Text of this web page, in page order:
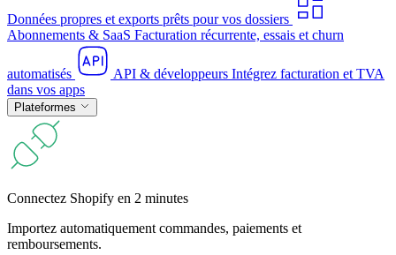
Données propres et exports prêts pour vos dossiers
Abonnements & SaaS Facturation récurrente, essais et churn
automatisés API & développeurs Intégrez facturation et TVA
dans vos apps
Plateformes
Connectez Shopify en 2 minutes
Importez automatiquement commandes, paiements et
remboursements.